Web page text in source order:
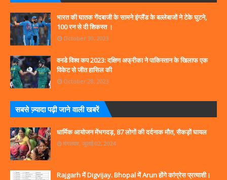
भारत की घातक गेंदबाजी के सामने इंग्लैंड के बल्लेबाजों ने टेके घुटने,
100 रन से दी शिकस्त ।
October 30, 2023
वनडे विश्व कप 2023: दक्षिण अफ्रीका ने पाकिस्तान के खिलाफ एक
विकेट से जीत हासिल की
October 28, 2023
सबसे ज्‍़यादा पढ़ी जाने वाली खबरें
धार्मिक आयोजन मेंभगदड़, 87 लोगों की दर्दनाक मौत, सैकड़ों घायल
मंगलवार, जुलाई 02, 2024
Rajgarh में Digvijay. Bhopal में Arun होंगे कांग्रेस प्रत्याशी।